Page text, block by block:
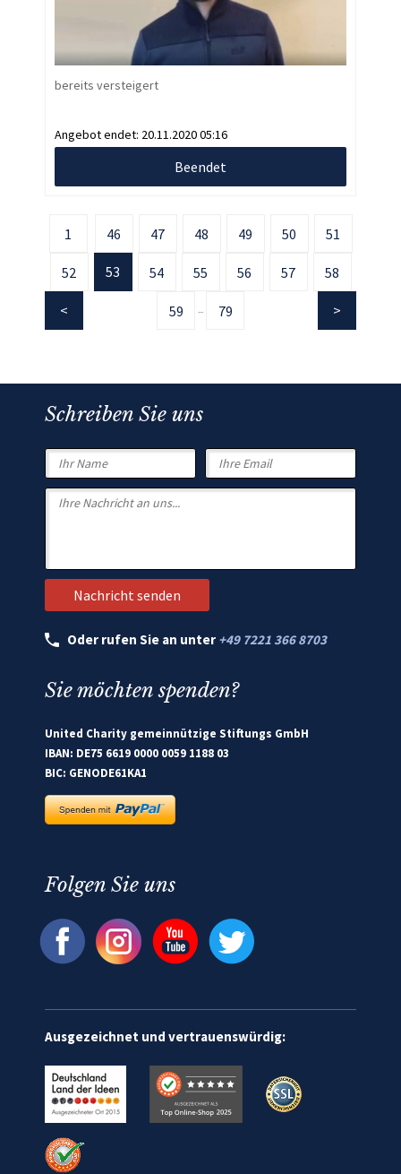
bereits versteigert
Angebot endet: 20.11.2020 05:16
Beendet
1 46 47 48 49 50 51
52 53 54 55 56 57 58
59 ... 79
Schreiben Sie uns
Oder rufen Sie an unter +49 7221 366 8703
Sie möchten spenden?
United Charity gemeinnützige Stiftungs GmbH
IBAN: DE75 6619 0000 0059 1188 03
BIC: GENODE61KA1
Folgen Sie uns
Ausgezeichnet und vertrauenswürdig: